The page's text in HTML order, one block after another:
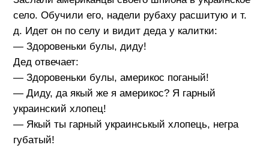
село. Обучили его, надели рубаху расшитую и т.
д. Идет он по селу и видит деда у калитки:
— Здоровеньки булы, диду!
Дед отвечает:
— Здоровеньки булы, америкос поганый!
— Диду, да якый же я америкос? Я гарный
украинский хлопец!
— Якый ты гарный украинськый хлопець, негра
губатый!